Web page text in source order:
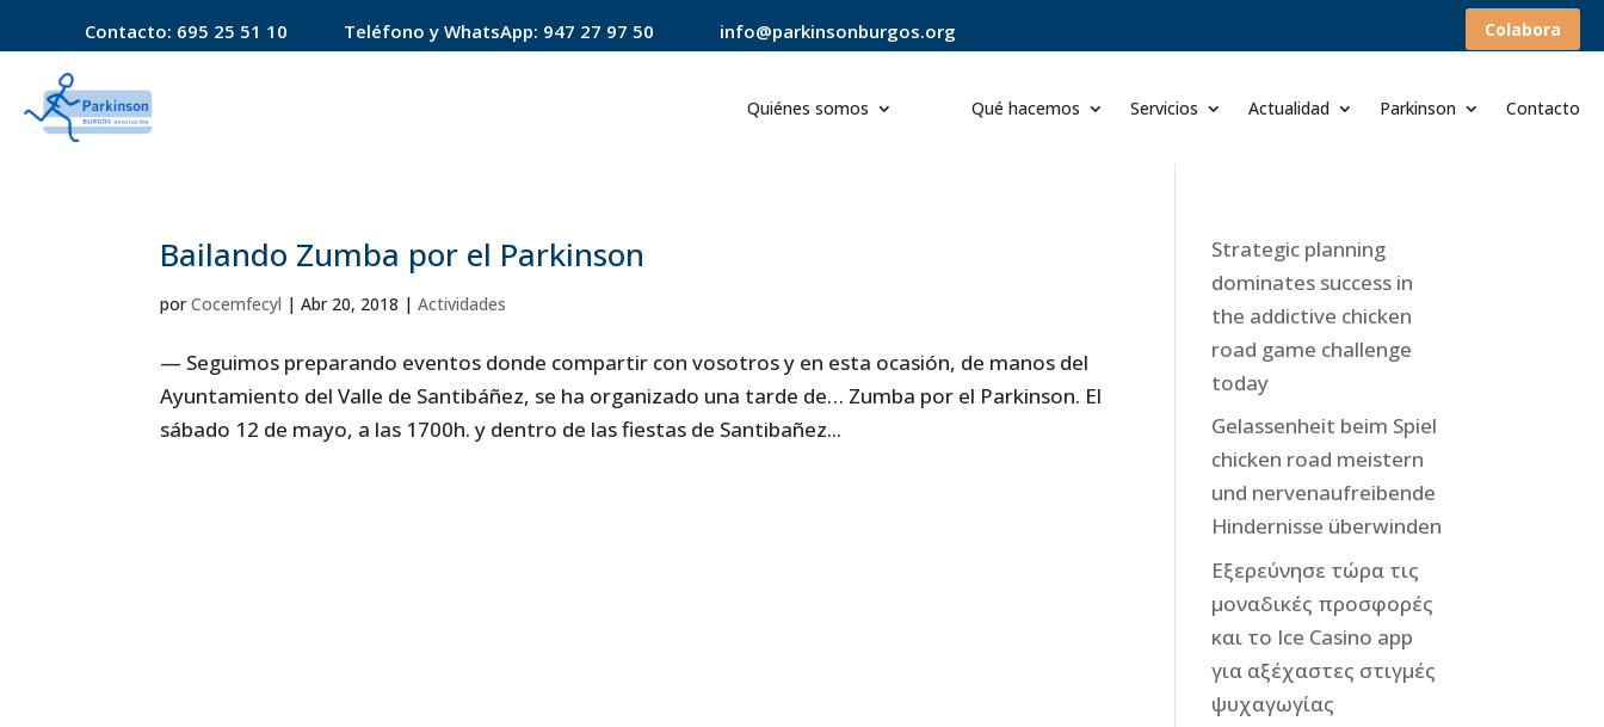
Contacto: 695 25 51 10 Teléfono y WhatsApp: 947 27 97 50 info@parkinsonburgos.org Colabora
Quiénes somos Qué hacemos Servicios Actualidad Parkinson Contacto
Bailando Zumba por el Parkinson
porCocemfecyl |Abr 20, 2018 |Actividades
— Seguimos preparando eventos donde compartir con vosotros y en esta ocasión, de manos del
Ayuntamiento del Valle de Santibáñez, se ha organizado una tarde de… Zumba por el Parkinson. El
sábado 12 de mayo, a las 1700h. y dentro de las fiestas de Santibañez...
Strategic planning
dominates success in
the addictive chicken
road game challenge
today
Gelassenheit beim Spiel
chicken road meistern
und nervenaufreibende
Hindernisse überwinden
Εξερεύνησε τώρα τις
μοναδικές προσφορές
και το Ice Casino app
για αξέχαστες στιγμές
ψυχαγωγίας